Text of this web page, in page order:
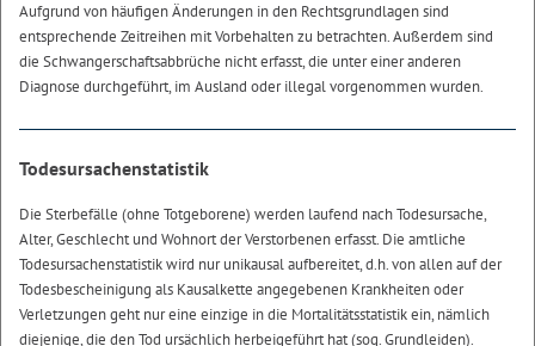
Aufgrund von häufigen Änderungen in den Rechtsgrundlagen sind
entsprechende Zeitreihen mit Vorbehalten zu betrachten. Außerdem sind
die Schwangerschaftsabbrüche nicht erfasst, die unter einer anderen
Diagnose durchgeführt, im Ausland oder illegal vorgenommen wurden.
Todesursachenstatistik
Die Sterbefälle (ohne Totgeborene) werden laufend nach Todesursache,
Alter, Geschlecht und Wohnort der Verstorbenen erfasst. Die amtliche
Todesursachenstatistik wird nur unikausal aufbereitet, d.h. von allen auf der
Todesbescheinigung als Kausalkette angegebenen Krankheiten oder
Verletzungen geht nur eine einzige in die Mortalitätsstatistik ein, nämlich
diejenige, die den Tod ursächlich herbeigeführt hat (sog. Grundleiden).